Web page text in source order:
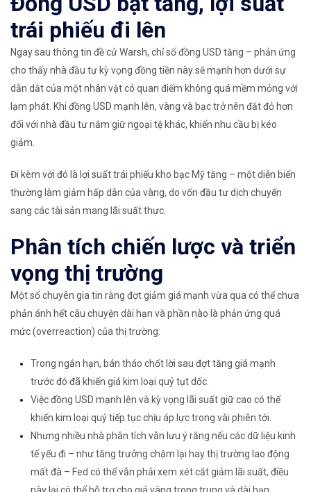
trái phiếu đi lên
Ngay sau thông tin đề cử Warsh, chỉ số đồng USD tăng – phản ứng
cho thấy nhà đầu tư kỳ vọng đồng tiền này sẽ mạnh hơn dưới sự
dẫn dắt của một nhân vật có quan điểm không quá mềm mỏng với
lạm phát. Khi đồng USD mạnh lên, vàng và bạc trở nên đắt đỏ hơn
đối với nhà đầu tư nắm giữ ngoại tệ khác, khiến nhu cầu bị kéo
giảm.
Đi kèm với đó là lợi suất trái phiếu kho bạc Mỹ tăng – một diễn biến
thường làm giảm hấp dẫn của vàng, do vốn đầu tư dịch chuyển
sang các tài sản mang lãi suất thực.
Phân tích chiến lược và triển
vọng thị trường
Một số chuyên gia tin rằng đợt giảm giá mạnh vừa qua có thể chưa
phản ánh hết câu chuyện dài hạn và phần nào là phản ứng quá
mức (overreaction) của thị trường:
Trong ngắn hạn, bán tháo chốt lời sau đợt tăng giá mạnh
trước đó đã khiến giá kim loại quý tụt dốc.
Việc đồng USD mạnh lên và kỳ vọng lãi suất giữ cao có thể
khiến kim loại quý tiếp tục chịu áp lực trong vài phiên tới.
Nhưng nhiều nhà phân tích vẫn lưu ý rằng nếu các dữ liệu kinh
tế yếu đi – như tăng trưởng chậm lại hay thị trường lao động
mất đà – Fed có thể vẫn phải xem xét cắt giảm lãi suất, điều